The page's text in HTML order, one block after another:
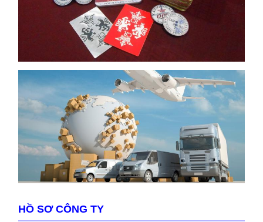
HỒ SƠ CÔNG TY